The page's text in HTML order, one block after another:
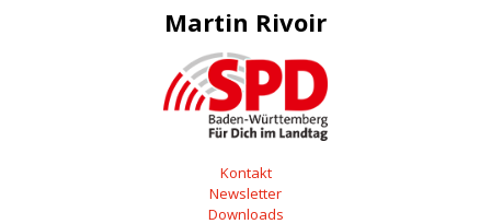
Martin Rivoir
Kontakt
Newsletter
Downloads